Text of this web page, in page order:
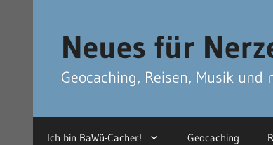
Neues für
Geocaching, Reisen, Musik und
Ich bin BaWü-Cacher! Geocaching